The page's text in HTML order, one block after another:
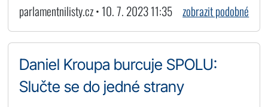
parlamentnilisty.cz • 10. 7. 2023 11:35 zobrazit podobné
Daniel Kroupa burcuje SPOLU:
Slučte se do jedné strany